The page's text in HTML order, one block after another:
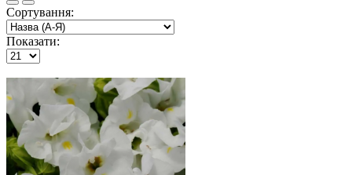
Сортування:
Показати: